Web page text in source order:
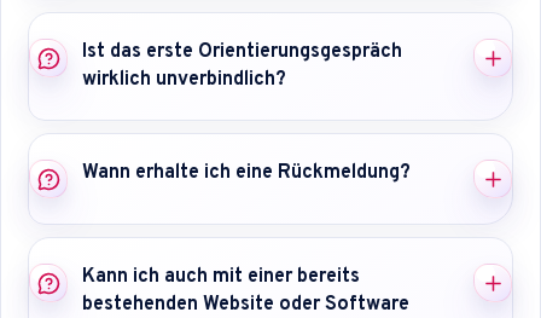
Ist das erste Orientierungsgespräch
wirklich unverbindlich?
Wann erhalte ich eine Rückmeldung?
Kann ich auch mit einer bereits
bestehenden Website oder Software